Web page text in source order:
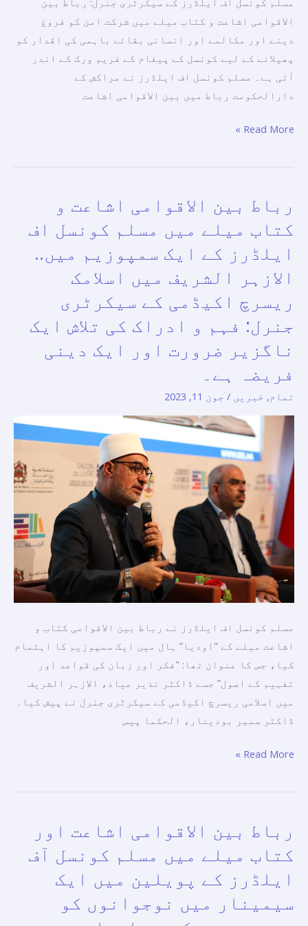
الاقوامی اشاعت و کتاب میلے میں شرکت امن کو فروغ
دینے اور مکالمے اور انسانی بقائے باہمی کی اقدار کو
پھیلانے کے لیے کونسل کے پیغام کے فریم ورک کے اندر
آتی ہے۔ مسلم کونسل اف ایلڈرز نے مراکش کے
دارالحکومت رباط میں بین الاقوامی اشاعت
کا
Read More »
رباط بین الاقوامی اشاعت و
کتاب میلے میں مسلم کونسل اف
ایلڈرز کے ایک سمپوزیم میں..
الازہر الشریف میں اسلامک
ریسرچ اکیڈمی کے سیکرٹری
جنرل: فہم و ادراک کی تلاش ایک
ناگزیر ضرورت اور ایک دینی
فریضہ ہے۔
تمام, خبریں / جون 11, 2023
مسلم کونسل اف ایلڈرز نے رباط بین الاقوامی کتاب و
اشاعت میلے کے "اودیا” ہال میں ایک سمپوزیم کا اہتمام
کیا، جس کا عنوان تھا: "فکر اور زبان کی قواعد اور
تفہیم کے اصول” جسے ڈاکٹر نذیر عیاد، الازہر الشریف
میں اسلامی ریسرچ اکیڈمی کے سیکرٹری جنرل نے پیش کیا۔
ڈاکٹر سمیر بودینار، الحکما پیس
بین
الاقوامی
اشاعت
و
میلے
میں
مسلم
ایلڈرز
کے
ایک
سمپوزیم
میں..
الازہر
الشریف
میں
اسلامک
ریسرچ
اکیڈمی
سیکرٹری
جنرل:
فہم
و
ادراک
کی
ایک
ضرورت
ایک
دینی
ہے۔
Read More »
رباط بین الاقوامی اشاعت اور
کتاب میلے میں مسلم کونسل آف
ایلڈرز کے پویلین میں ایک
سیمینار میں نوجوانوں کو
بین
الاقوامی
اشاعت